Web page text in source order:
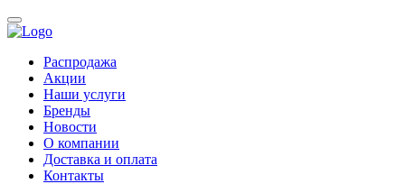
Распродажа
Акции
Наши услуги
Бренды
Новости
О компании
Доставка и оплата
Контакты